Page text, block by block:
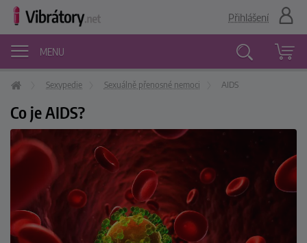
MENU
Vyhledávání
Přihlášení
Sexypedie Sexuálně přenosné nemoci AIDS
Co je AIDS?